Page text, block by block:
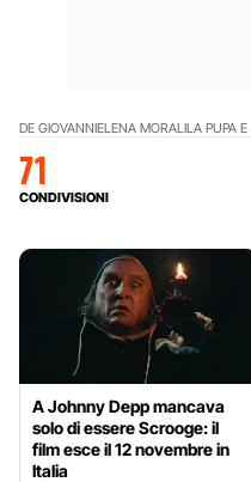
DE GIOVANNIELENA MORALILA PUPA
71
CONDIVISIONI
A Johnny Depp mancava
solo di essere Scrooge: il
film esce il 12 novembre in
Italia